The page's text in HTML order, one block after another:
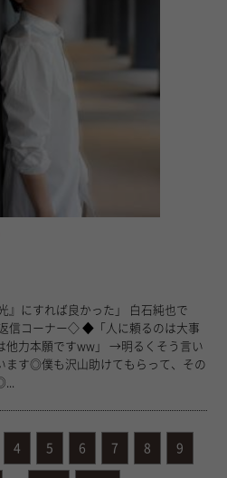
すww」 →明るくそう言い
ます◎僕も沢山助けてもらって、その
4 5 6 7 8 9